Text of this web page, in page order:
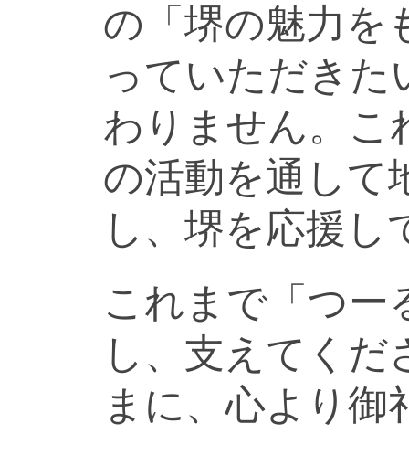
の「堺の魅力を
っていただきた
わりません。こ
の活動を通して
し、堺を応援し
これまで「つー
し、支えてく
まに、心より御